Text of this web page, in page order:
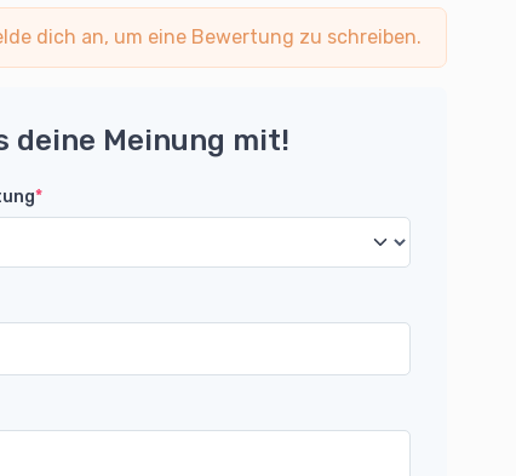
dich an, um eine Bewertung zu schreiben.
deine Meinung mit!
*